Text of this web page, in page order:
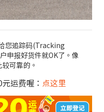
您追踪码(Tracking
申报好货件就OK了。像
可靠的。
运费喔： 点这里